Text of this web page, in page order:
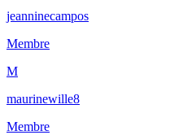
jeanninecampos
Membre
M
maurinewille8
Membre